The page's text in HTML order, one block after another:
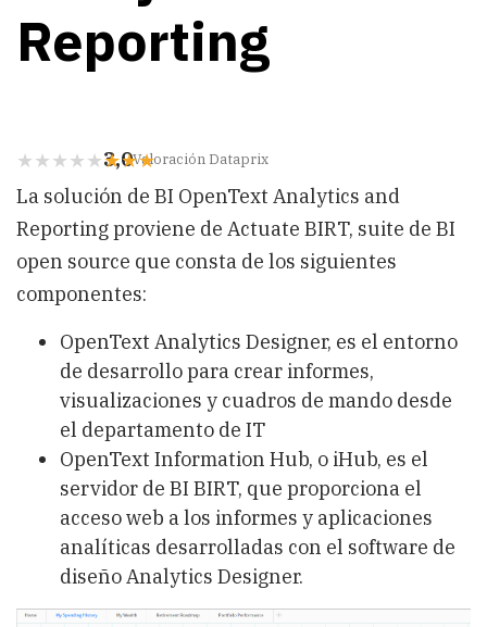
Reporting
3,0Valoración Dataprix
La solución de BI OpenText Analytics and
Reporting proviene de Actuate BIRT, suite de BI
open source que consta de los siguientes
componentes:
OpenText Analytics Designer, es el entorno
de desarrollo para crear informes,
visualizaciones y cuadros de mando desde
el departamento de IT
OpenText Information Hub, o iHub, es el
servidor de BI BIRT, que proporciona el
acceso web a los informes y aplicaciones
analíticas desarrolladas con el software de
diseño Analytics Designer.